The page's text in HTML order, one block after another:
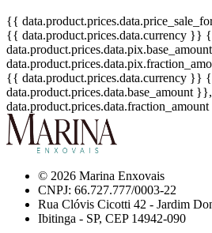
{{
{{ data.product.prices.data.currency }}
{{ data.product.prices.data.currency }}
data.product.prices.data.base_amount }}
© 2026 Marina Enxovais
CNPJ: 66.727.777/0003-22
Rua Clóvis Cicotti 42 - Jardim
Ibitinga - SP, CEP 14942-090